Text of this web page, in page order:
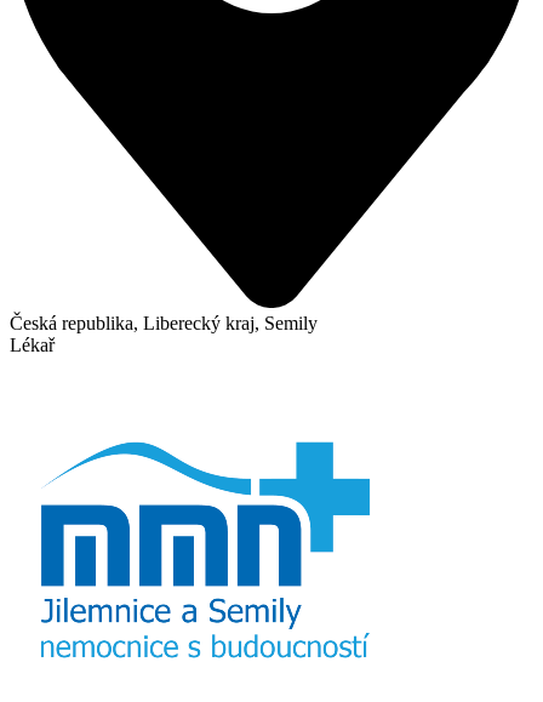
Česká republika, Liberecký kraj, Semily
Lékař